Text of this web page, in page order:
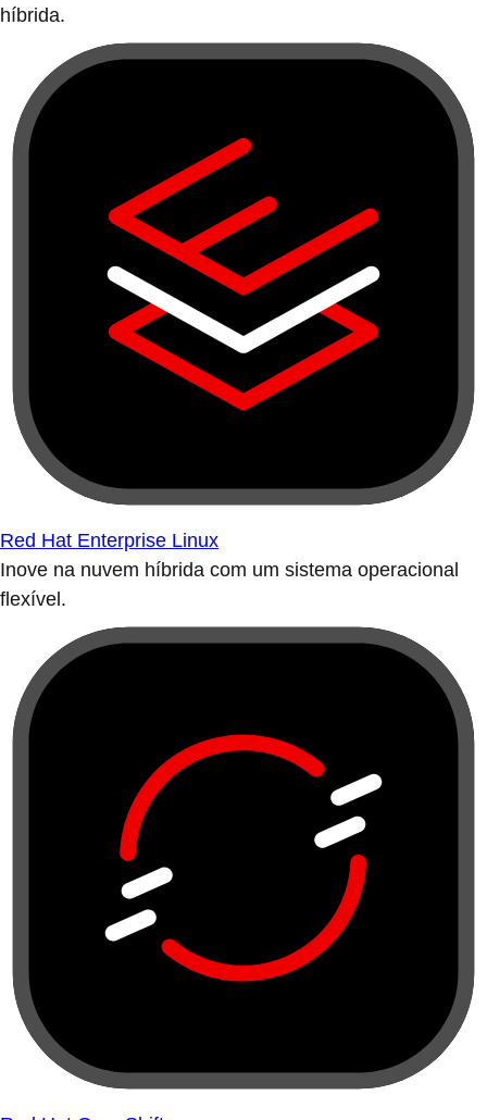
híbrida.
Red Hat Enterprise Linux
Inove na nuvem híbrida com um sistema operacional
flexível.